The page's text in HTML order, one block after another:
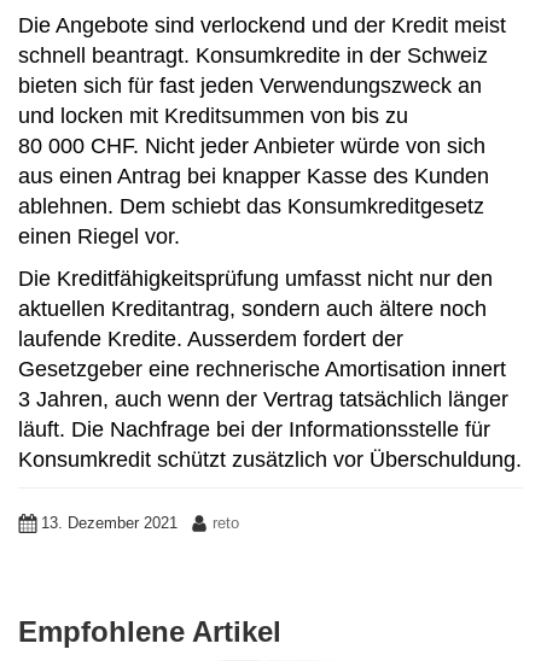
Die Angebote sind verlockend und der Kredit meist
schnell beantragt. Konsumkredite in der Schweiz
bieten sich für fast jeden Verwendungszweck an
und locken mit Kreditsummen von bis zu
80 000 CHF. Nicht jeder Anbieter würde von sich
aus einen Antrag bei knapper Kasse des Kunden
ablehnen. Dem schiebt das Konsumkreditgesetz
einen Riegel vor.
Die Kreditfähigkeitsprüfung umfasst nicht nur den
aktuellen Kreditantrag, sondern auch ältere noch
laufende Kredite. Ausserdem fordert der
Gesetzgeber eine rechnerische Amortisation innert
3 Jahren, auch wenn der Vertrag tatsächlich länger
läuft. Die Nachfrage bei der Informationsstelle für
Konsumkredit schützt zusätzlich vor Überschuldung.
13. Dezember 2021 reto
Empfohlene Artikel